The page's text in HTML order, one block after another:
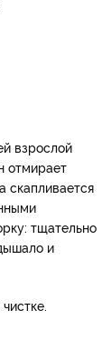
взрослой
отмирает
скапливается
тщательно
и